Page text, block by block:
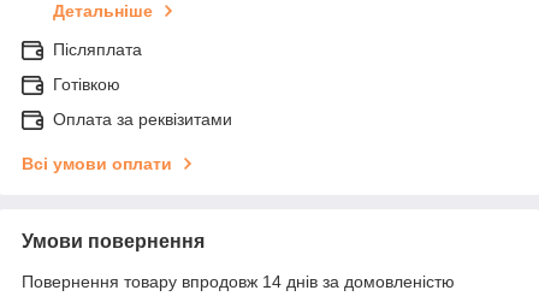
Детальніше
Післяплата
Готівкою
Оплата за реквізитами
Всі умови оплати
Умови повернення
Повернення товару впродовж 14 днів за домовленістю